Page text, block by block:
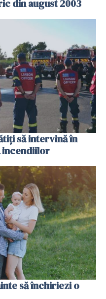
din august 2003
să intervină în
incendiilor
să închiriezi o